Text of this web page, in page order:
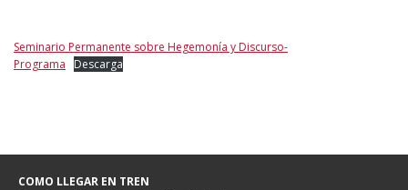
Seminario Permanente sobre Hegemonía y Discurso-
Programa
Descarga
COMO LLEGAR EN TREN